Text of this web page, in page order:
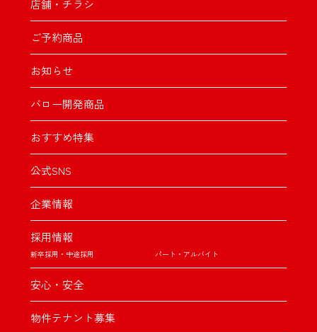
店舗・チラシ
ご予約商品
お知らせ
バロー開発商品
おすすめ特集
公式SNS
企業情報
採用情報
新卒採用・中途採用 パート・アルバイト
安心・安全
物件テナント募集